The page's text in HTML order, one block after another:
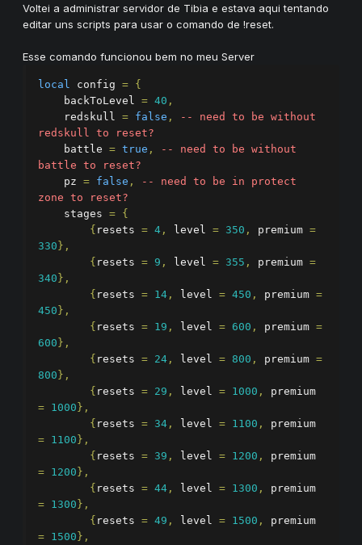
Voltei a administrar servidor de Tibia e estava aqui tentando
editar uns scripts para usar o comando de !reset.
Esse comando funcionou bem no meu Server
local config = {
    backToLevel
= 40 ,
    redskull
= false ,
-- need to be without
redskull to reset?
    battle
= true ,
-- need to be without
battle to reset?
    pz
= false ,
-- need to be in protect
zone to reset?
    stages
= {
{ resets = 4 , level = 350 , premium =
330 },
{ resets = 9 , level = 355 , premium =
340 },
{ resets = 14 , level = 450 , premium =
450 },
{ resets = 19 , level = 600 , premium =
600 },
{ resets = 24 , level = 800 , premium =
800 },
{ resets = 29 , level = 1000 ,
= 1000 },
{ resets = 34 , level = 1100 ,
= 1100 },
{ resets = 39 , level = 1200 ,
= 1200 },
{ resets = 44 , level = 1300 ,
= 1300 },
{ resets = 49 , level = 1500 ,
= 1500 },